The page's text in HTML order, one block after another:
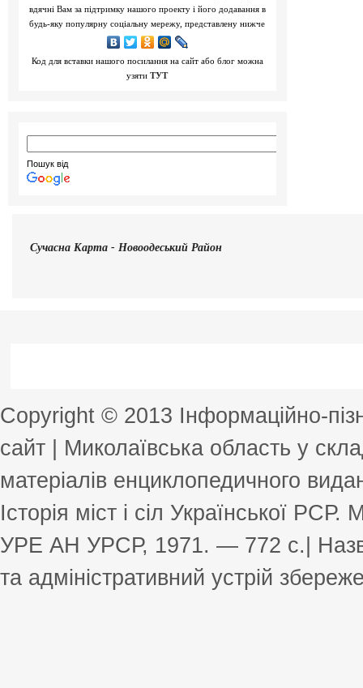
вдячні Вам за підтримку нашого проекту і його додавання в
будь-яку популярну соціальну мережу, представлену нижче
Код для вставки нашого посилання на сайт або блог можна
узяти ТУТ
Пошук від
Сучасна Карта - Новоодеський Район
Copyright © 2013 Інформаційно-
сайт | Миколаївська область у
матеріалів енциклопедичного
Історія міст і сіл Української
УРЕ АН УРСР, 1971. — 772 с.| Назви
та адміністративний устрій